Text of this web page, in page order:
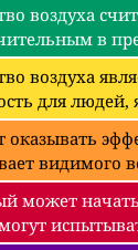
воздуха
в
воздуха
для людей,
видимого
может начать